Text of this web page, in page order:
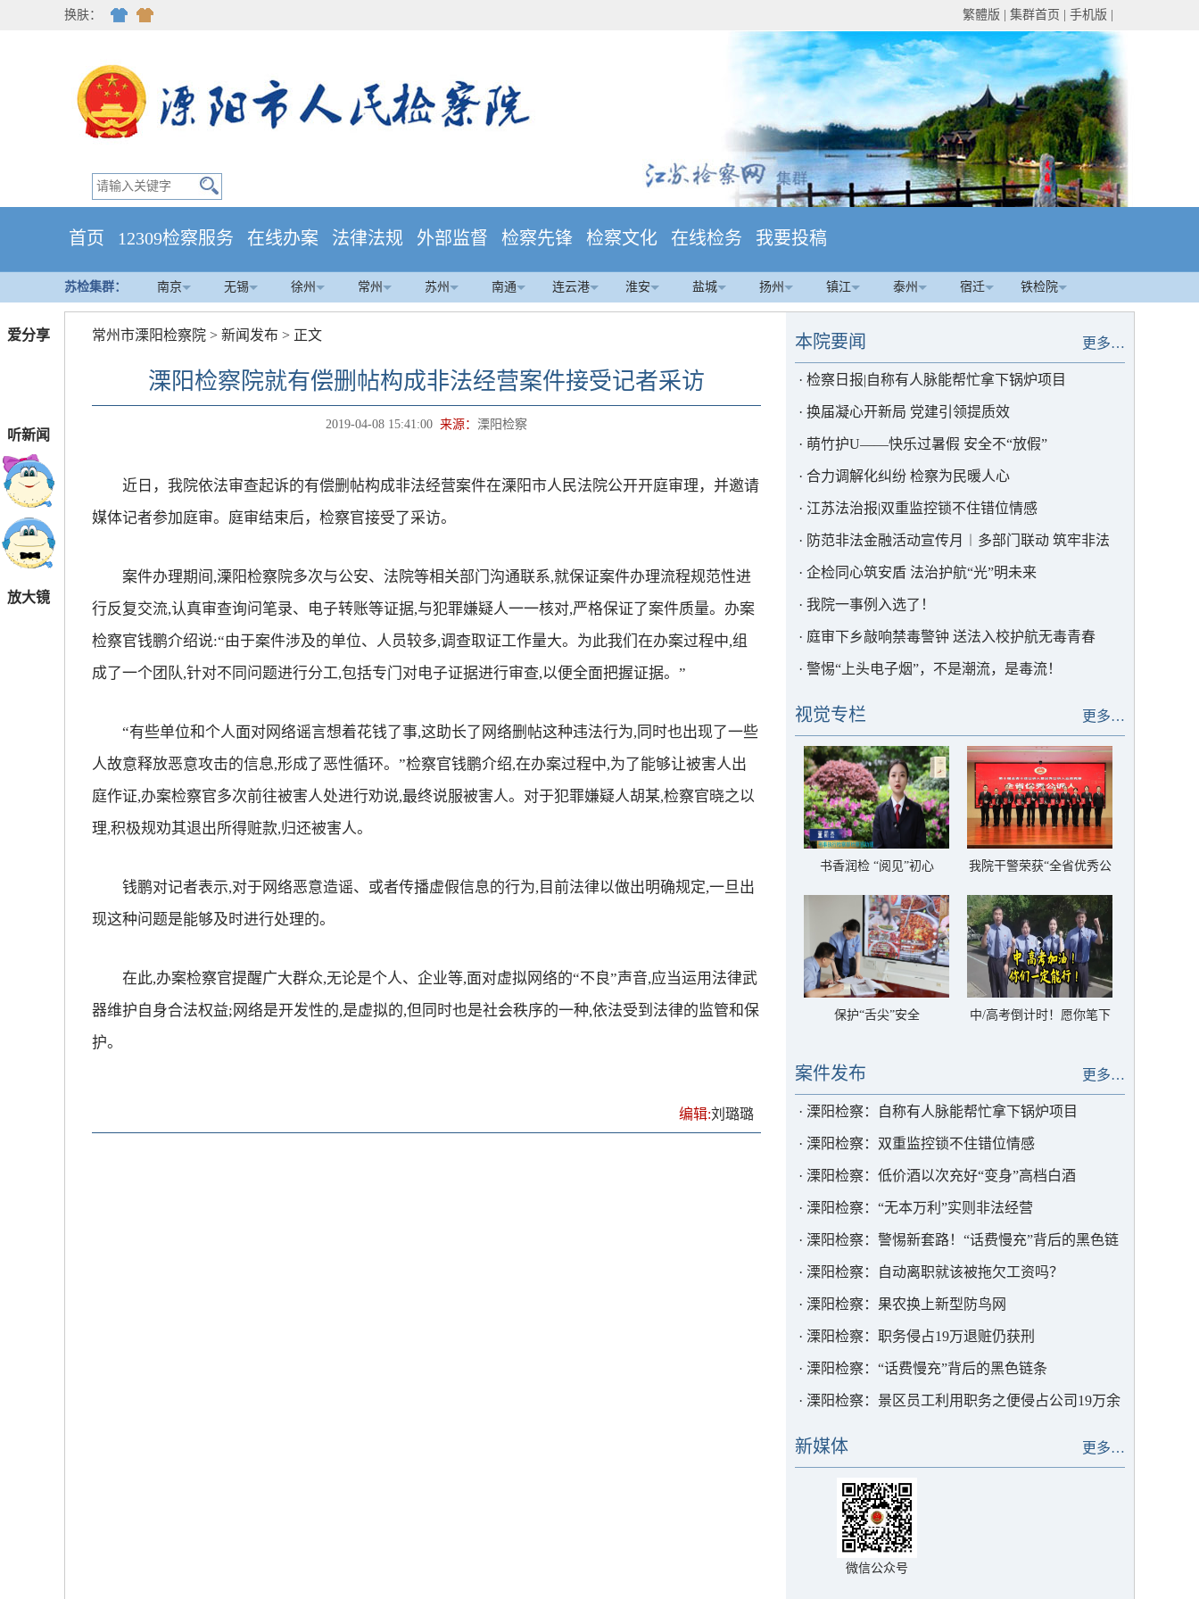
爱分享
听新闻
放大镜
换肤： 繁體版 集群首页 手机版
首页 12309检察服务 在线办案 法律法规 外部监督 检察先锋 检察文化 在线检务 我要投稿
苏检集群： 南京 无锡 徐州 常州 苏州 南通 连云港 淮安 盐城 扬州 镇江 泰州 宿迁 铁检院
常州市溧阳检察院 > 新闻发布 > 正文
溧阳检察院就有偿删帖构成非法经营案件接受记者采访
2019-04-08 15:41:00 来源： 溧阳检察
近日，我院依法审查起诉的有偿删帖构成非法经营案件在溧阳市人民法院公开开庭审理，并邀请
媒体记者参加庭审。庭审结束后，检察官接受了采访。
案件办理期间,溧阳检察院多次与公安、法院等相关部门沟通联系,就保证案件办理流程规范性进
行反复交流,认真审查询问笔录、电子转账等证据,与犯罪嫌疑人一一核对,严格保证了案件质量。办案
检察官钱鹏介绍说:“由于案件涉及的单位、人员较多,调查取证工作量大。为此我们在办案过程中,组
成了一个团队,针对不同问题进行分工,包括专门对电子证据进行审查,以便全面把握证据。”
“有些单位和个人面对网络谣言想着花钱了事,这助长了网络删帖这种违法行为,同时也出现了一些
人故意释放恶意攻击的信息,形成了恶性循环。”检察官钱鹏介绍,在办案过程中,为了能够让被害人出
庭作证,办案检察官多次前往被害人处进行劝说,最终说服被害人。对于犯罪嫌疑人胡某,检察官晓之以
理,积极规劝其退出所得赃款,归还被害人。
钱鹏对记者表示,对于网络恶意造谣、或者传播虚假信息的行为,目前法律以做出明确规定,一旦出
现这种问题是能够及时进行处理的。
在此,办案检察官提醒广大群众,无论是个人、企业等,面对虚拟网络的“不良”声音,应当运用法律武
器维护自身合法权益;网络是开发性的,是虚拟的,但同时也是社会秩序的一种,依法受到法律的监管和保
护。
编辑:刘璐璐
更多…
本院要闻
· 检察日报|自称有人脉能帮忙拿下锅炉项目
· 换届凝心开新局 党建引领提质效
· 萌竹护U——快乐过暑假 安全不“放假”
· 合力调解化纠纷 检察为民暖人心
· 江苏法治报|双重监控锁不住错位情感
· 防范非法金融活动宣传月︱多部门联动 筑牢非法
集资“防护墙”
· 企检同心筑安盾 法治护航“光”明未来
· 我院一事例入选了！
· 庭审下乡敲响禁毒警钟 送法入校护航无毒青春
· 警惕“上头电子烟”，不是潮流，是毒流！
更多…
视觉专栏
书香润检 “阅见”初心
我院干警荣获“全省优秀公
保护“舌尖”安全
中/高考倒计时！愿你笔下
更多…
案件发布
· 溧阳检察：自称有人脉能帮忙拿下锅炉项目
· 溧阳检察：双重监控锁不住错位情感
· 溧阳检察：低价酒以次充好“变身”高档白酒
· 溧阳检察：“无本万利”实则非法经营
· 溧阳检察：警惕新套路！“话费慢充”背后的黑色链
条
· 溧阳检察：自动离职就该被拖欠工资吗？
· 溧阳检察：果农换上新型防鸟网
· 溧阳检察：职务侵占19万退赃仍获刑
· 溧阳检察：“话费慢充”背后的黑色链条
· 溧阳检察：景区员工利用职务之便侵占公司19万余
更多…
新媒体
微信公众号